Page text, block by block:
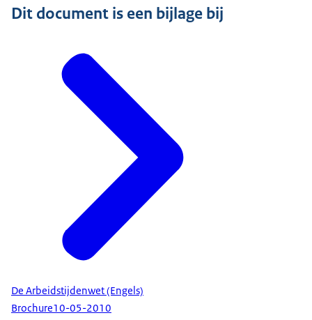
Dit document is een bijlage bij
De Arbeidstijdenwet (Engels)
Brochure10-05-2010